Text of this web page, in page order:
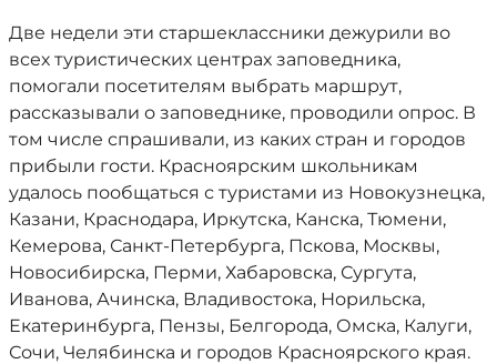
Две недели эти старшеклассники дежурили во
всех туристических центрах заповедника,
помогали посетителям выбрать маршрут,
рассказывали о заповеднике, проводили опрос. В
том числе спрашивали, из каких стран и городов
прибыли гости. Красноярским школьникам
удалось пообщаться с туристами из Новокузнецка,
Казани, Краснодара, Иркутска, Канска, Тюмени,
Кемерова, Санкт-Петербурга, Пскова, Москвы,
Новосибирска, Перми, Хабаровска, Сургута,
Иванова, Ачинска, Владивостока, Норильска,
Екатеринбурга, Пензы, Белгорода, Омска, Калуги,
Сочи, Челябинска и городов Красноярского края.